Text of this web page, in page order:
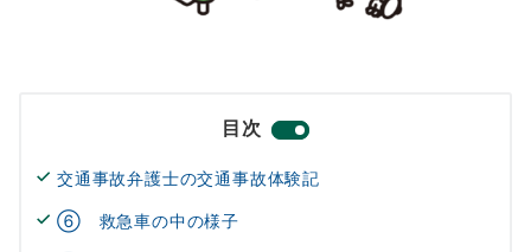
目次
交通事故弁護士の交通事故体験記
⑥ 救急車の中の様子